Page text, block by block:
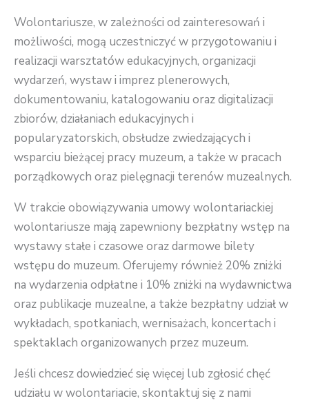
Wolontariusze, w zależności od zainteresowań i
możliwości, mogą uczestniczyć w przygotowaniu i
realizacji warsztatów edukacyjnych, organizacji
wydarzeń, wystaw i imprez plenerowych,
dokumentowaniu, katalogowaniu oraz digitalizacji
zbiorów, działaniach edukacyjnych i
popularyzatorskich, obsłudze zwiedzających i
wsparciu bieżącej pracy muzeum, a także w pracach
porządkowych oraz pielęgnacji terenów muzealnych.
W trakcie obowiązywania umowy wolontariackiej
wolontariusze mają zapewniony bezpłatny wstęp na
wystawy stałe i czasowe oraz darmowe bilety
wstępu do muzeum. Oferujemy również 20% zniżki
na wydarzenia odpłatne i 10% zniżki na wydawnictwa
oraz publikacje muzealne, a także bezpłatny udział w
wykładach, spotkaniach, wernisażach, koncertach i
spektaklach organizowanych przez muzeum.
Jeśli chcesz dowiedzieć się więcej lub zgłosić chęć
udziału w wolontariacie, skontaktuj się z nami